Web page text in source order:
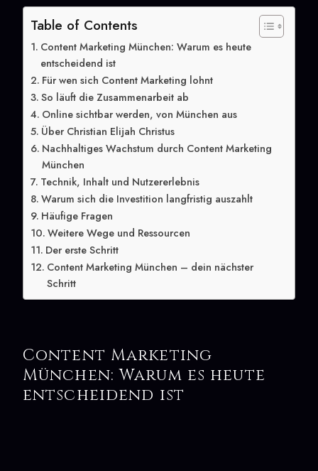
Table of Contents
Content Marketing München: Warum es heute
entscheidend ist
Für wen sich Content Marketing lohnt
So läuft die Zusammenarbeit ab
Online sichtbar werden, von München aus
Über Christian Elijah Christus
Nachhaltiges Wachstum durch Content Marketing
München
Technik, Inhalt und Nutzererlebnis
Warum sich die Investition langfristig auszahlt
Häufige Fragen
Weitere Wege und Ressourcen
Der erste Schritt
Content Marketing München – dein nächster
Schritt
Content Marketing
München: Warum es heute
entscheidend ist